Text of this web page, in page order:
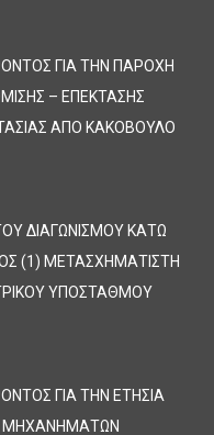
ΓΙΑ ΤΗΝ ΠΑΡΟΧΗ
– ΕΠΕΚΤΑΣΗΣ
ΑΠΟ ΚΑΚΟΒΟΥΛΟ
ΔΙΑΓΩΝΙΣΜΟΥ ΚΑΤΩ
(1) ΜΕΤΑΣΧΗΜΑΤΙΣΤΗ
ΥΠΟΣΤΑΘΜΟΥ
ΓΙΑ ΤΗΝ ΕΤΗΣΙΑ
ΜΗΧΑΝΗΜΑΤΩΝ